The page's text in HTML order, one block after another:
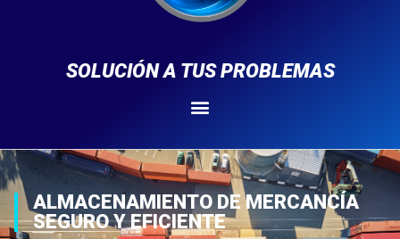
SOLUCIÓN A TUS PROBLEMAS
ALMACENAMIENTO DE MERCANCÍA
SEGURO Y EFICIENTE